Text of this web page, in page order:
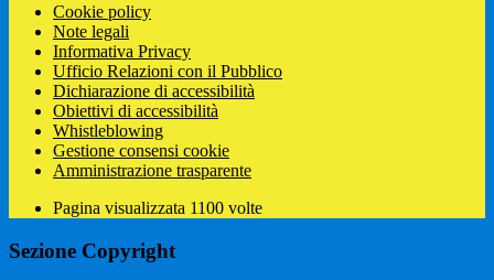
Cookie policy
Note legali
Informativa Privacy
Ufficio Relazioni con il Pubblico
Dichiarazione di accessibilità
Obiettivi di accessibilità
Whistleblowing
Gestione consensi cookie
Amministrazione trasparente
Pagina visualizzata 1100 volte
Sezione Copyright